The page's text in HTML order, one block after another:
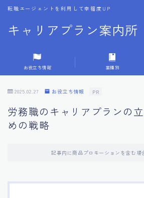
キャリアプラン案内所
転職エージェントを利用して幸福度UP
MENU
1.転職エージェントの選び方
3.キャリア相談時の質問リスト
4.キャリア目標設定の方法
5.キャリアチェンジの体験談
お役立ち情報 業種別
2025.02.27 お役立ち情報 PR
労務職のキャリアプランの
めの戦略
記事内に商品プロモーションを含む場